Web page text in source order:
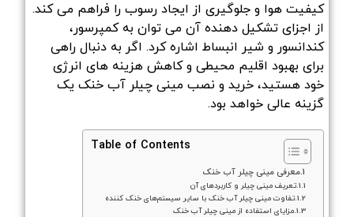
کیفیت هوا و جلوگیری از ایجاد رسوب را فراهم می کند.
از اجزای تشکیل دهنده آن می توان به کمپرسور،
کندانسور و شیر انبساط اشاره کرد. اگر به دنبال راهی
برای بهبود اقلیم محیطی و کاهش هزینه های انرژی
خود هستید، خرید و نصب مینی چیلر آب خنک یک
گزینه عالی خواهد بود.
Table of Contents
معرفی مینی چیلر آب خنک
تعریف مینی چیلر و کاربردهای آن
تفاوت مینی چیلر آب خنک با سایر سیستم‌های خنک کننده
مزایای استفاده از مینی چیلر آب خنک